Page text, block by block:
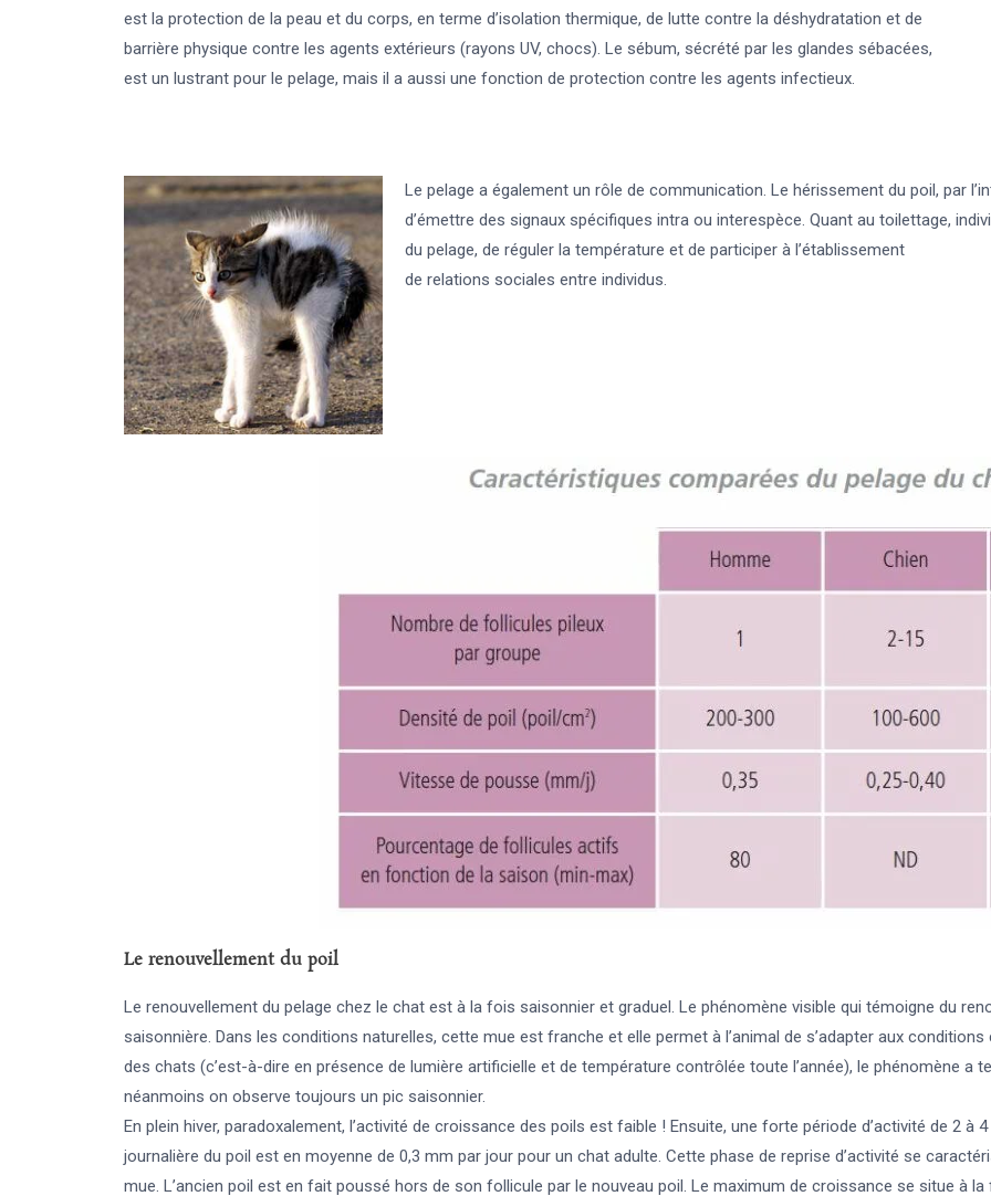
est la protection de la peau et du corps, en terme d’isolation thermique, de lutte contre la déshydratation et de
barrière physique contre les agents extérieurs (rayons UV, chocs). Le sébum, sécrété par les glandes sébacées,
est un lustrant pour le pelage, mais il a aussi une fonction de protection contre les agents infectieux.
Le pelage a également un rôle de communication. Le hérissement du poil, par
d’émettre des signaux spécifiques intra ou interespèce. Quant au toilettage,
du pelage, de réguler la température et de participer à l’établissement
de relations sociales entre individus.
Le renouvellement du poil
Le renouvellement du pelage chez le chat est à la fois saisonnier et graduel. Le phénomène visible qui témoigne du
saisonnière. Dans les conditions naturelles, cette mue est franche et elle permet à l’animal de s’adapter aux
des chats (c’est-à-dire en présence de lumière artificielle et de température contrôlée toute l’année), le phénomène a
néanmoins on observe toujours un pic saisonnier.
En plein hiver, paradoxalement, l’activité de croissance des poils est faible ! Ensuite, une forte période d’activité de 2
journalière du poil est en moyenne de 0,3 mm par jour pour un chat adulte. Cette phase de reprise d’activité se
mue. L’ancien poil est en fait poussé hors de son follicule par le nouveau poil. Le maximum de croissance se situe à la